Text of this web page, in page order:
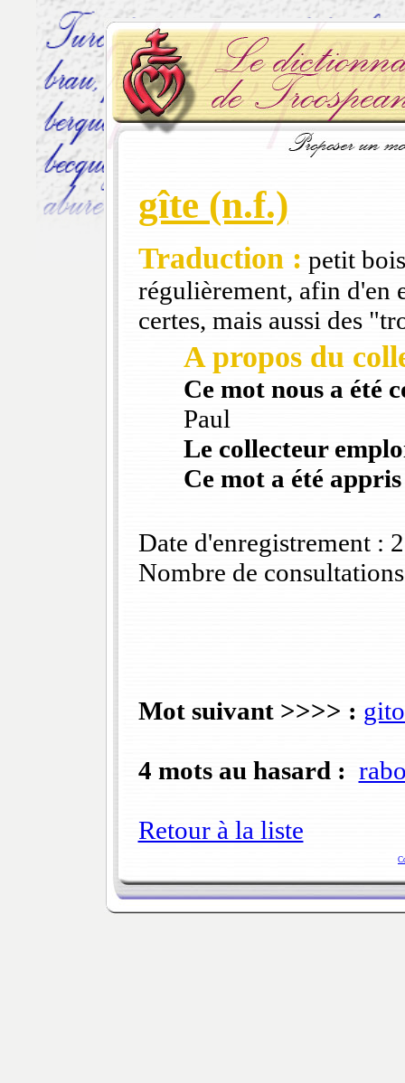
gîte (n.f.)
Traduction : petit
régulièrement, afin d'en
certes, mais aussi des
A propos du
Ce mot nous a été
Paul
Le collecteur
Ce mot a été
Date d'enregistrement :
Nombre de
Mot suivant >>>> :
4 mots au hasard :
Retour à la liste